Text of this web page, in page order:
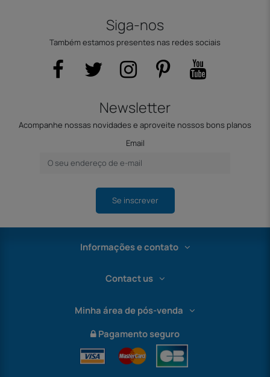
Siga-nos
Também estamos presentes nas redes sociais
Newsletter
Acompanhe nossas novidades e aproveite nossos bons planos
Email
Se inscrever
Informações e contato
Contact us
Minha área de pós-venda
Pagamento seguro